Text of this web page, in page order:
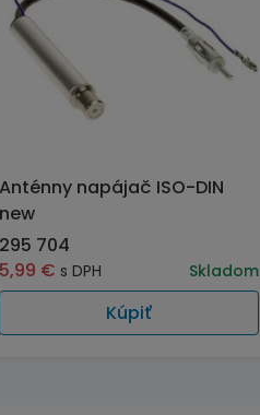
Anténny napájač ISO-DIN
new
295 704
5,99 € s DPH Skladom
Kúpiť